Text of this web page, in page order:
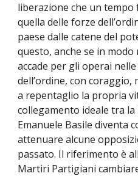
liberazione che un
quella delle forze
paese dalle catene del
questo, anche se in
accade per gli operai
dell’ordine, con
a repentaglio la propria
collegamento ideale tra
Emanuele Basile diventa
attenuare alcune
passato. Il riferimento è
Martiri Partigiani